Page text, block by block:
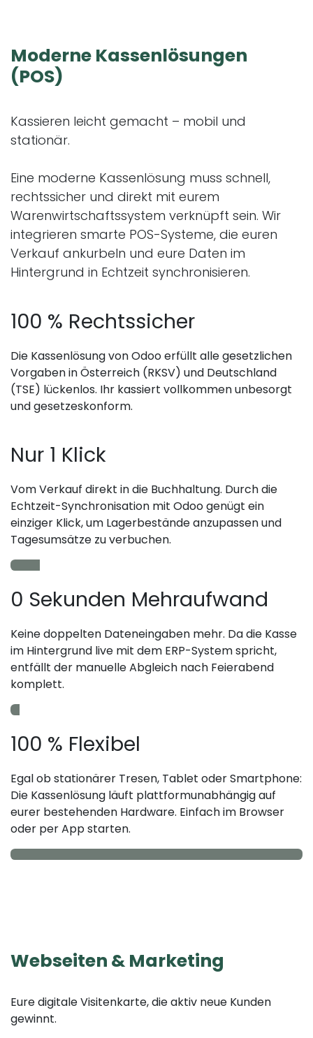
Moderne Kassenlösungen
(POS)
Kassieren leicht gemacht – mobil und
stationär.
Eine moderne Kassenlösung muss schnell,
rechtssicher und direkt mit eurem
Warenwirtschaftssystem verknüpft sein. Wir
integrieren smarte POS-Systeme, die euren
Verkauf ankurbeln und eure Daten im
Hintergrund in Echtzeit synchronisieren.
100 % Rechtssicher
Die Kassenlösung von Odoo erfüllt alle gesetzlichen
Vorgaben in Österreich (RKSV) und Deutschland
(TSE) lückenlos. Ihr kassiert vollkommen unbesorgt
und gesetzeskonform.
Nur 1 Klick
Vom Verkauf direkt in die Buchhaltung. Durch die
Echtzeit-Synchronisation mit Odoo genügt ein
einziger Klick, um Lagerbestände anzupassen und
Tagesumsätze zu verbuchen.
0 Sekunden Mehraufwand
Keine doppelten Dateneingaben mehr. Da die Kasse
im Hintergrund live mit dem ERP-System spricht,
entfällt der manuelle Abgleich nach Feierabend
komplett.
100 % Flexibel
Egal ob stationärer Tresen, Tablet oder Smartphone:
Die Kassenlösung läuft plattformunabhängig auf
eurer bestehenden Hardware. Einfach im Browser
oder per App starten.
Webseiten & Marketing
Eure digitale Visitenkarte, die aktiv neue Kunden
gewinnt.